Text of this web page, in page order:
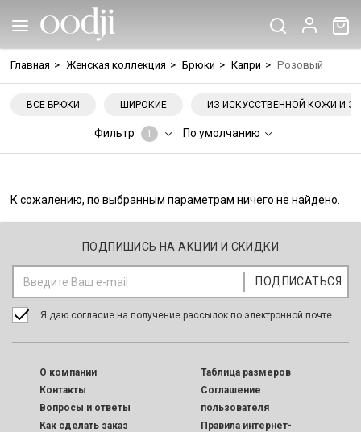
Главная > Женская коллекция > Брюки > Капри > Розовый
ВСЕ БРЮКИ ШИРОКИЕ ИЗ ИСКУССТВЕННОЙ КОЖИ И
Фильтр 1 По умолчанию
К сожалению, по выбранным параметрам ничего не найдено.
ПОДПИШИСЬ НА АКЦИИ И СКИДКИ
Я даю согласие на получение рассылок по электронной почте.
O компании
Контакты
Вопросы и ответы
Как сделать заказ
Таблица размеров
Соглашение
пользователя
Правила интернет-